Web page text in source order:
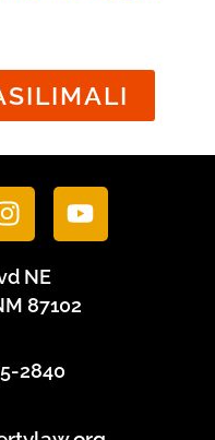
NE
87102
2840